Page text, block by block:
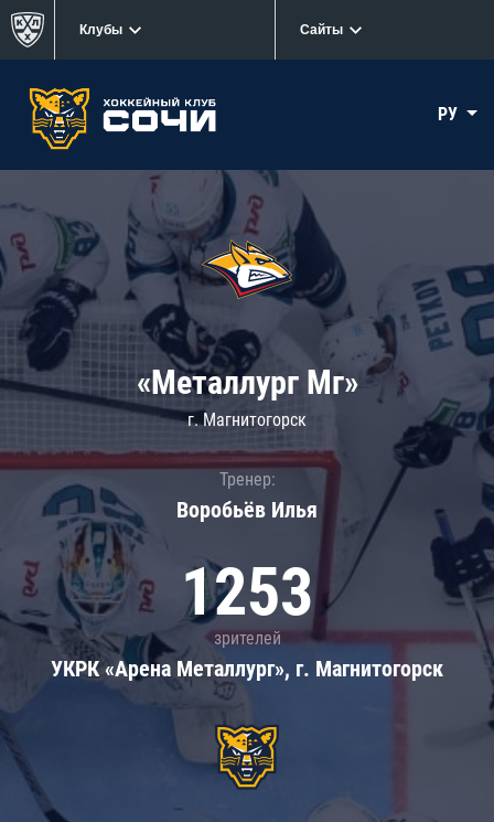
Клубы Сайты
РУ
«Металлург Мг»
г. Магнитогорск
Тренер:
Воробьёв Илья
1253
зрителей
УКРК «Арена Металлург», г. Магнитогорск